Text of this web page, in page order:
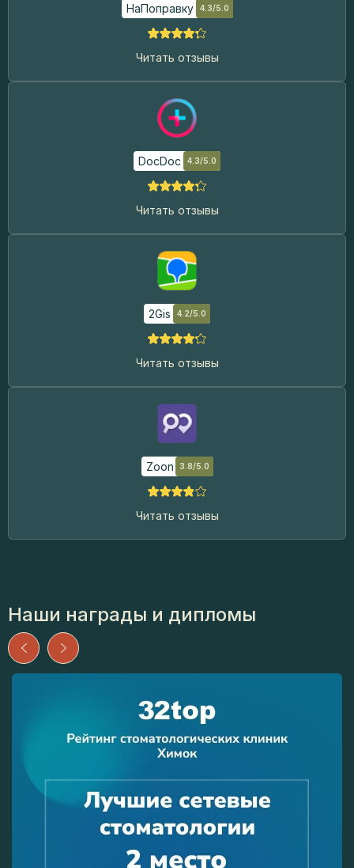
НаПоправку 4.3/5.0
Читать отзывы
DocDoc 4.3/5.0
Читать отзывы
2Gis 4.2/5.0
Читать отзывы
Zoon 3.8/5.0
Читать отзывы
Наши награды и дипломы